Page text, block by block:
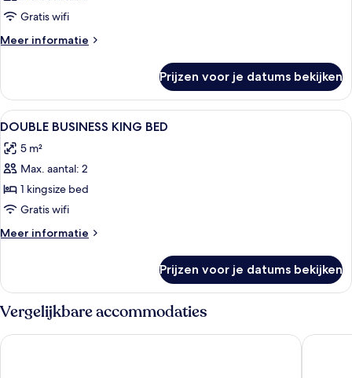
Gratis wifi
Meer informatie
Meer
Prijzen voor je datums bekijken
Alle
foto's
voor
DOUBLE
BUSINESS
KING
BED
laden
Een hotelkamer met een groot bed,
11
DOUBLE BUSINESS KING BED
5 m²
Max. aantal: 2
1 kingsize bed
Gratis wifi
Meer informatie
Meer
BUSINESS
BED
Prijzen voor je datums bekijken
Vergelijkbare accommodaties
Trident, Chennai Le